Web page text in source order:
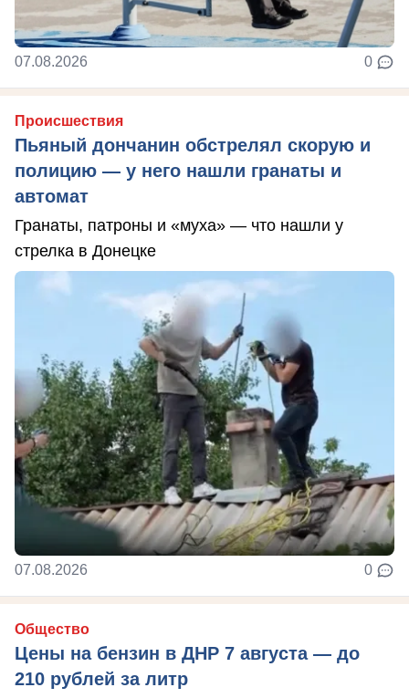
07.08.2026 0
Происшествия
Пьяный дончанин обстрелял скорую и
полицию — у него нашли гранаты и
автомат
Гранаты, патроны и «муха» — что нашли у
стрелка в Донецке
07.08.2026 0
Общество
Цены на бензин в ДНР 7 августа — до
210 рублей за литр